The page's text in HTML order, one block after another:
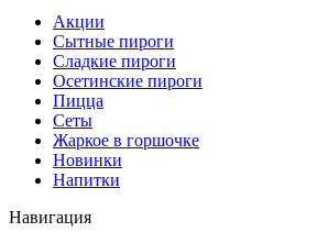
Акции
Сытные пироги
Сладкие пироги
Осетинские пироги
Пицца
Сеты
Жаркое в горшочке
Новинки
Напитки
Навигация